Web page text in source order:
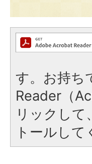
す。お持ち
Reader（
リックし
トールして